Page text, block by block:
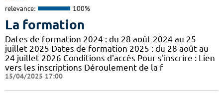
relevance: 100%
La formation
Dates de formation 2024 : du 28 août 2024 au 25
juillet 2025 Dates de formation 2025 : du 28 août au
24 juillet 2026 Conditions d'accès Pour s'inscrire : Lien
vers les inscriptions Déroulement de la f
15/04/2025 17:00